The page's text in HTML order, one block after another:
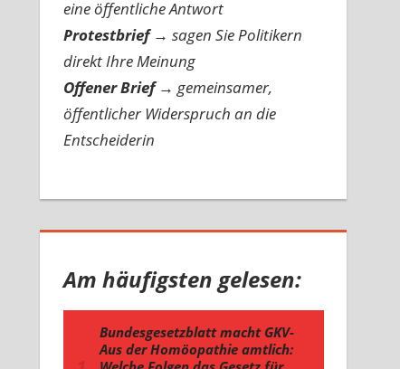
eine öffentliche Antwort
Protestbrief → sagen Sie Politikern
direkt Ihre Meinung
Offener Brief → gemeinsamer,
öffentlicher Widerspruch an die
Entscheiderin
Am häufigsten gelesen: